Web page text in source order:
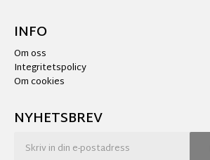
INFO
Om oss
Integritetspolicy
Om cookies
NYHETSBREV